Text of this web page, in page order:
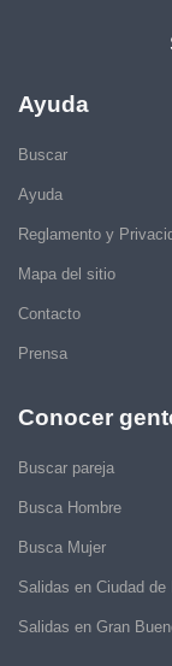
Ayuda
Buscar
Ayuda
Reglamento y
Mapa del sitio
Contacto
Prensa
Conocer
Buscar pareja
Busca Hombre
Busca Mujer
Salidas en Ciudad de
Salidas en Gran